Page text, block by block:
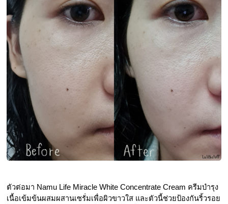
ตัวต่อมา Namu Life Miracle White Concentrate Cream ครีมบำรุง
เนื้อเข้มข้นผสมผสานเซรั่มเพื่อผิวขาวใส และตัวนี้ช่วยป้องกันริ้วรอย